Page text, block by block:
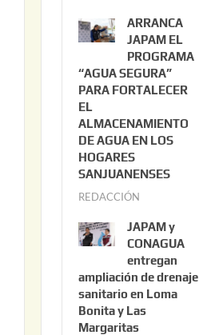
2
0
2
6
l
i
o
2
0
ARRANCA
JAPAM EL
PROGRAMA
“AGUA SEGURA”
PARA FORTALECER
EL
ALMACENAMIENTO
DE AGUA EN LOS
HOGARES
SANJUANENSES
REDACCIÓN
l
i
o
2
2
JAPAM y
CONAGUA
entregan
ampliación de drenaje
sanitario en Loma
Bonita y Las
Margaritas